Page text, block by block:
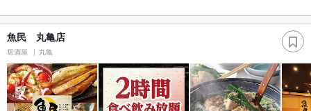
魚民 丸亀店
居酒屋 丸亀